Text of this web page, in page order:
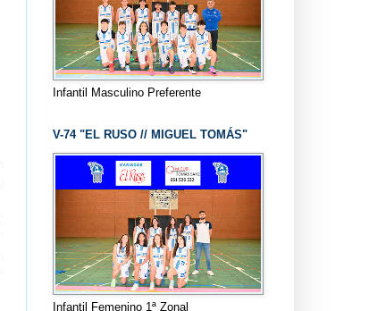
Infantil Masculino Preferente
V-74 "EL RUSO // MIGUEL TOMÁS"
Infantil Femenino 1ª Zonal